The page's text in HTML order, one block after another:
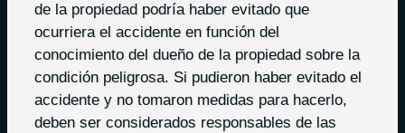
de la propiedad podría haber evitado que
ocurriera el accidente en función del
conocimiento del dueño de la propiedad sobre la
condición peligrosa. Si pudieron haber evitado el
accidente y no tomaron medidas para hacerlo,
deben ser considerados responsables de las